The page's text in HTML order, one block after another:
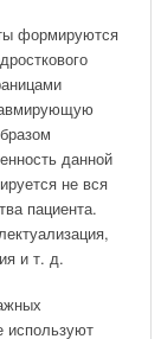
формируются
данной
не вся
пациента.
и т. д.
используют